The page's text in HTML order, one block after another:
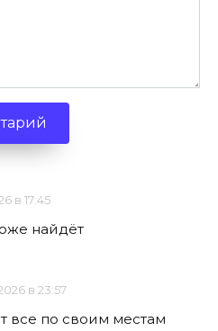
в 17:45
найдёт
в 23:57
все по своим местам